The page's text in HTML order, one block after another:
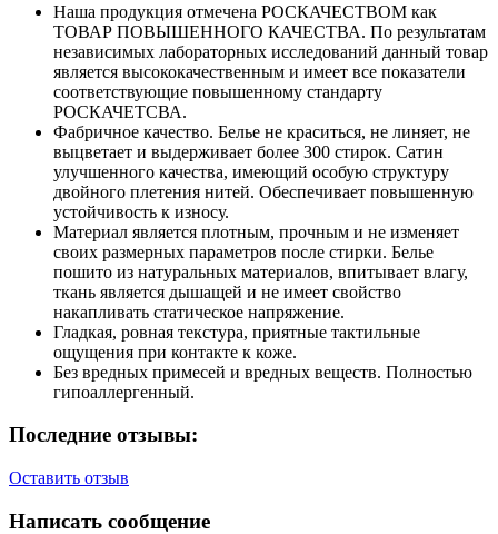
Наша продукция отмечена РОСКАЧЕСТВОМ как
ТОВАР ПОВЫШЕННОГО КАЧЕСТВА. По результатам
независимых лабораторных исследований данный товар
является высококачественным и имеет все показатели
соответствующие повышенному стандарту
РОСКАЧЕТСВА.
Фабричное качество. Белье не краситься, не линяет, не
выцветает и выдерживает более 300 стирок. Сатин
улучшенного качества, имеющий особую структуру
двойного плетения нитей. Обеспечивает повышенную
устойчивость к износу.
Материал является плотным, прочным и не изменяет
своих размерных параметров после стирки. Белье
пошито из натуральных материалов, впитывает влагу,
ткань является дышащей и не имеет свойство
накапливать статическое напряжение.
Гладкая, ровная текстура, приятные тактильные
ощущения при контакте к коже.
Без вредных примесей и вредных веществ. Полностью
гипоаллергенный.
Последние отзывы:
Оставить отзыв
Написать сообщение